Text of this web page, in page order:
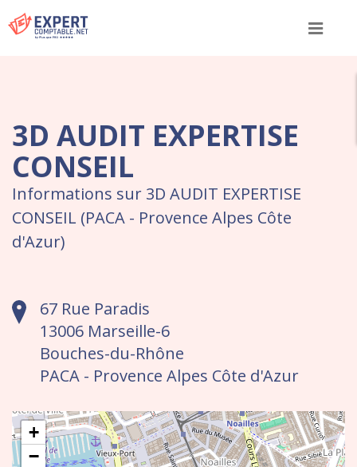
Menu
3D AUDIT EXPERTISE
CONSEIL
Informations sur 3D AUDIT EXPERTISE
CONSEIL (PACA - Provence Alpes Côte
d'Azur)
67 Rue Paradis
13006 Marseille-6
Bouches-du-Rhône
PACA - Provence Alpes Côte d'Azur
+
−